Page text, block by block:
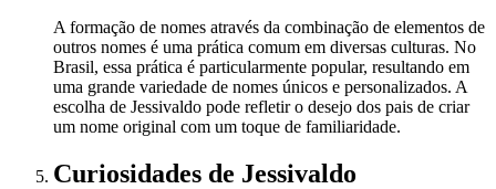
A formação de nomes através da combinação de elementos de
outros nomes é uma prática comum em diversas culturas. No
Brasil, essa prática é particularmente popular, resultando em
uma grande variedade de nomes únicos e personalizados. A
escolha de Jessivaldo pode refletir o desejo dos pais de criar
um nome original com um toque de familiaridade.
Curiosidades de Jessivaldo